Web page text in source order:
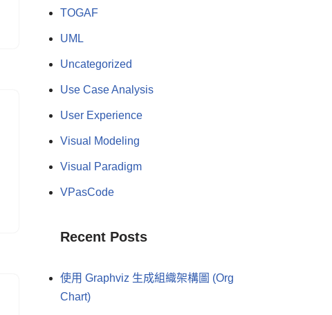
TOGAF
UML
Uncategorized
Use Case Analysis
User Experience
Visual Modeling
Visual Paradigm
VPasCode
Recent Posts
使用 Graphviz 生成組織架構圖 (Org
Chart)